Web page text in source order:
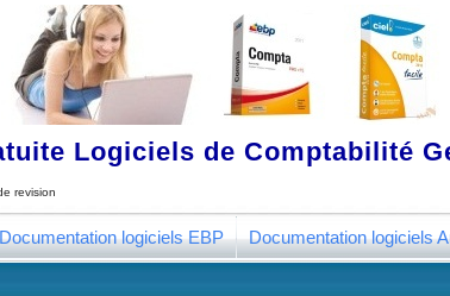
Logiciels de Comptabilité
revision
Documentation logiciels EBP Documentation logiciels